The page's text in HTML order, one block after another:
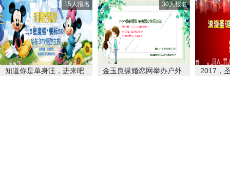
知道你是单身汪，进来吧
15人报名
金玉良缘婚恋网举办户外
30人报名
2017，